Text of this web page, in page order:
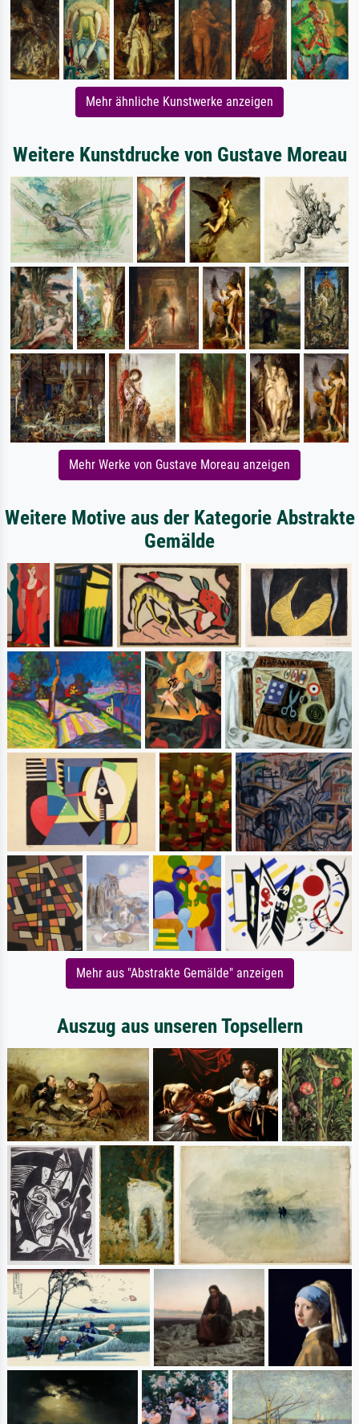
Mehr ähnliche Kunstwerke anzeigen
Weitere Kunstdrucke von Gustave Moreau
Mehr Werke von Gustave Moreau anzeigen
Weitere Motive aus der Kategorie Abstrakte
Gemälde
Mehr aus "Abstrakte Gemälde" anzeigen
Auszug aus unseren Topsellern